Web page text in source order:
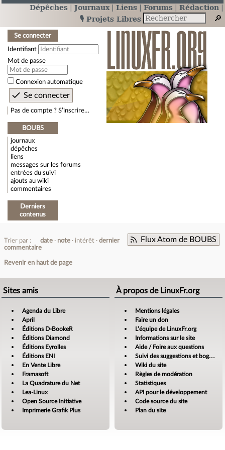
Dépêches Journaux Liens Forums
Rédaction
🎙️ Projets Libres
Se connecter
Identifiant
Mot de passe
Connexion automatique
Pas de compte ? S’inscrire…
BOUBS
journaux
dépêches
liens
messages sur les forums
entrées du suivi
ajouts au wiki
commentaires
Derniers
contenus
Flux Atom de BOUBS
Trier par : date note intérêt
dernier
commentaire
Revenir en haut de page
Sites amis
Agenda du Libre
April
Éditions D-BookeR
Éditions Diamond
Éditions Eyrolles
Éditions ENI
En Vente Libre
Framasoft
La Quadrature du Net
Lea-Linux
Open Source Initiative
Imprimerie Grafik Plus
À propos de LinuxFr.org
Mentions légales
Faire un don
L’équipe de LinuxFr.org
Informations sur le site
Aide / Foire aux questions
Suivi des suggestions et bogues
Wiki du site
Règles de modération
Statistiques
API pour le développement
Code source du site
Plan du site